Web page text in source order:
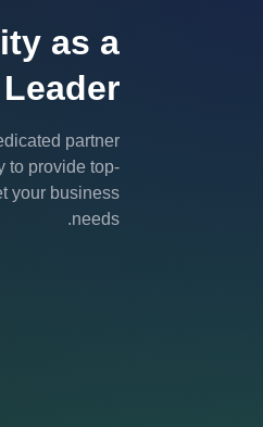
as a
partner
to provide top-
your business
needs.